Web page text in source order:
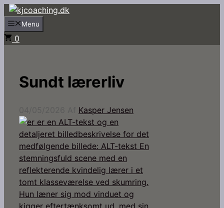
Hop
til
indhold
Menu
0
Sundt lærerliv
Kasper Jensen